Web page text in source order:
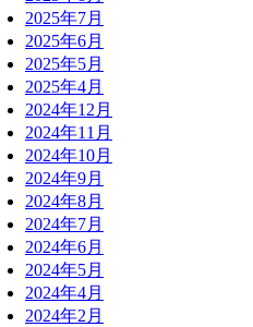
2025年7月
2025年6月
2025年5月
2025年4月
2024年12月
2024年11月
2024年10月
2024年9月
2024年8月
2024年7月
2024年6月
2024年5月
2024年4月
2024年2月